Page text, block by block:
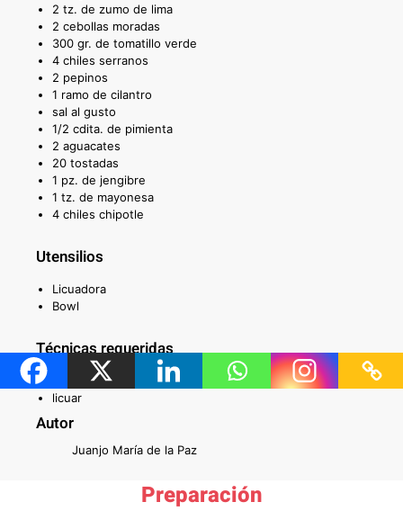
2 tz. de zumo de lima
2 cebollas moradas
300 gr. de tomatillo verde
4 chiles serranos
2 pepinos
1 ramo de cilantro
sal al gusto
1/2 cdita. de pimienta
2 aguacates
20 tostadas
1 pz. de jengibre
1 tz. de mayonesa
4 chiles chipotle
Utensilios
Licuadora
Bowl
Técnicas requeridas
tatemar
licuar
Autor
Juanjo María de la Paz
Preparación